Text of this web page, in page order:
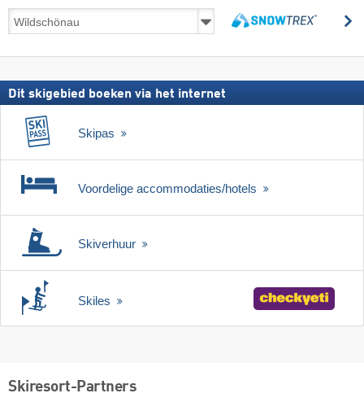
incl.
Dit skigebied boeken via het internet
Skipas
Voordelige accommodaties/hotels
Skiverhuur
Skiles
Skiresort-Partners